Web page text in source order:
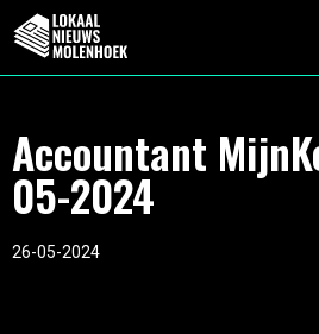
Accountant
05-2024
26-05-2024